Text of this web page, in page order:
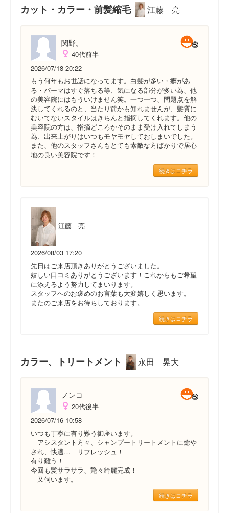
カット・カラー・前髪縮毛 江藤 亮
関野。
40代前半
2026/07/18 20:22
もう何年もお世話になってます。白髪が多い・癖があ
る・パーマはすぐ落ちる等、気になる部分が多い為、他
の美容院にはもういけません笑。一つ一つ、問題点を解
決してくれるのと、当たり前かも知れませんが、髪質に
むいてないスタイルはきちんと指摘してくれます。他の
美容院の方は、指摘どころかそのまま受け入れてしまう
為、出来上がりはいつもモヤモヤしておしまいでした。
また、他のスタッフさんもとても素敵な方ばかりで居心
地の良い美容院です！
続きはコチラ
江藤 亮
2026/08/03 17:20
先日はご来店頂きありがとうございました。
嬉しい口コミありがとうございます！これからもご希望
に添えるよう努力してまいります。
スタッフへのお褒めのお言葉も大変嬉しく思います。
またのご来店をお待ちしております。
続きはコチラ
カラー、トリートメント 永田 晃大
ノンコ
20代後半
2026/07/16 10:58
いつも丁寧に有り難う御座います。
アシスタント方々、シャンプートリートメントに癒や
され、快適… リフレッシュ！
有り難う！
今回も髪サラサラ、艶々綺麗完成！
又伺います。
続きはコチラ